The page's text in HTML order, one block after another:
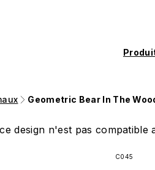
Geometric Bear In The
design n'est pas compatible
C045